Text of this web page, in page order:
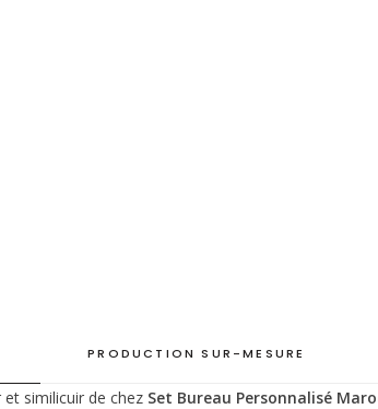
PRODUCTION SUR-MESURE
similicuir de chez Set Bureau Personnalisé